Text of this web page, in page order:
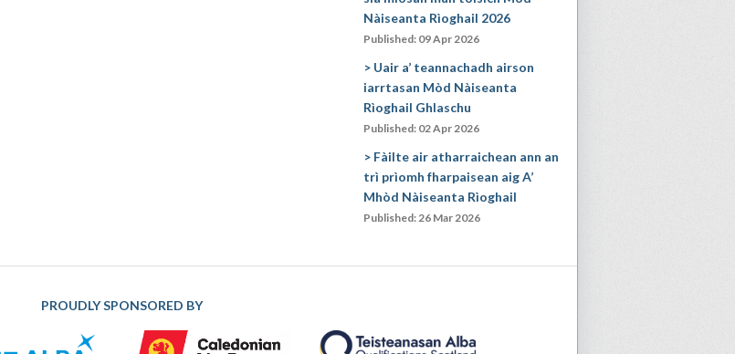
Nàiseanta Rìoghail 2026
Published: 09 Apr 2026
Uair a’ teannachadh airson
iarrtasan Mòd Nàiseanta
Rìoghail Ghlaschu
Published: 02 Apr 2026
Fàilte air atharraichean ann an
trì prìomh fharpaisean aig A’
Mhòd Nàiseanta Rìoghail
Published: 26 Mar 2026
PROUDLY SPONSORED BY